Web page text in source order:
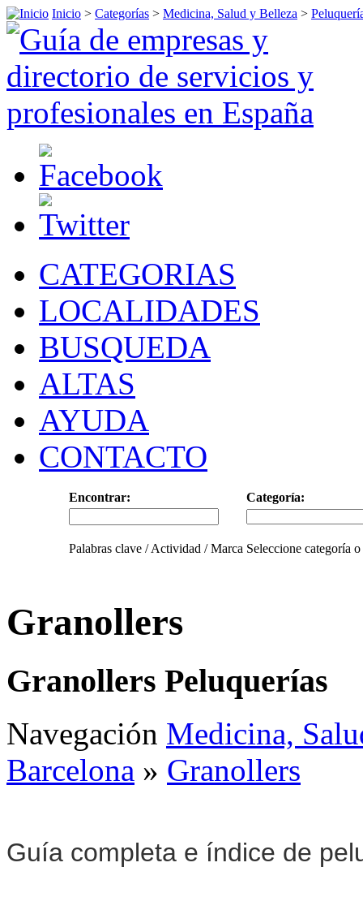
Inicio > Categorías > Medicina, Salud y Belleza >
CATEGORIAS
LOCALIDADES
BUSQUEDA
ALTAS
AYUDA
CONTACTO
Encontrar: Categoría:
Palabras clave / Actividad / Marca Seleccione categoría
Granollers
Granollers Peluquerías
Navegación Medicina,
Barcelona » Granollers
Guía completa e índice de